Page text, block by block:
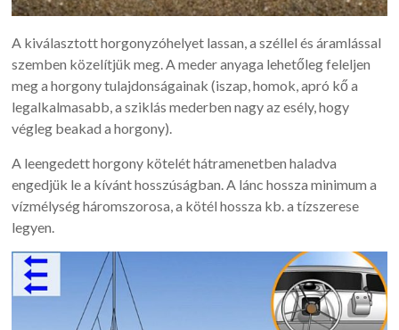
A kiválasztott horgonyzóhelyet lassan, a széllel és áramlással
szemben közelítjük meg. A meder anyaga lehetőleg feleljen
meg a horgony tulajdonságainak (iszap, homok, apró kő a
legalkalmasabb, a sziklás mederben nagy az esély, hogy
végleg beakad a horgony).
A leengedett horgony kötelét hátramenetben haladva
engedjük le a kívánt hosszúságban. A lánc hossza minimum a
vízmélység háromszorosa, a kötél hossza kb. a tízszerese
legyen.